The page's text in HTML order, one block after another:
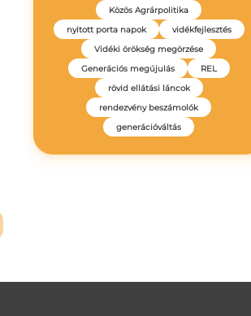
Közös Agrárpolitika
nyitott porta napok
vidékfejlesztés
Vidéki örökség megörzése
Generációs megújulás
REL
rövid ellátási láncok
rendezvény beszámolók
generációváltás